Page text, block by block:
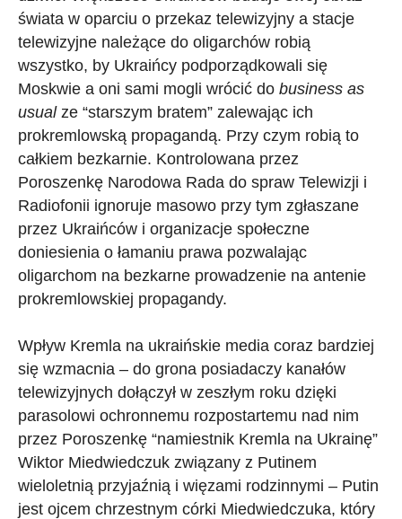
świata w oparciu o przekaz telewizyjny a stacje
telewizyjne należące do oligarchów robią
wszystko, by Ukraińcy podporządkowali się
Moskwie a oni sami mogli wrócić do business as
usualze “starszym bratem” zalewając ich
prokremlowską propagandą. Przy czym robią to
całkiem bezkarnie. Kontrolowana przez
Poroszenkę Narodowa Rada do spraw Telewizji i
Radiofonii ignoruje masowo przy tym zgłaszane
przez Ukraińców i organizacje społeczne
doniesienia o łamaniu prawa pozwalając
oligarchom na bezkarne prowadzenie na antenie
prokremlowskiej propagandy.
Wpływ Kremla na ukraińskie media coraz bardziej
się wzmacnia – do grona posiadaczy kanałów
telewizyjnych dołączył w zeszłym roku dzięki
parasolowi ochronnemu rozpostartemu nad nim
przez Poroszenkę “namiestnik Kremla na Ukrainę”
Wiktor Miedwiedczuk związany z Putinem
wieloletnią przyjaźnią i więzami rodzinnymi – Putin
jest ojcem chrzestnym córki Miedwiedczuka, który